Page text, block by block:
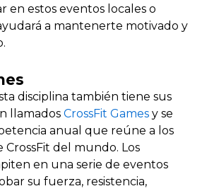
en estos eventos locales o
a mantenerte motivado y
disciplina también tiene sus
llamados CrossFit Games y se
anual que reúne a los
CrossFit del mundo. Los
en una serie de eventos
su fuerza, resistencia,